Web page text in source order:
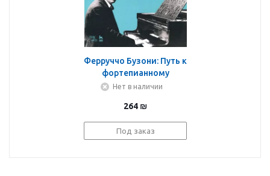
Ферруччо Бузони: Путь к
фортепианному
мастерству. Выпуск 3.
Нет в наличии
264 ₪
Под заказ